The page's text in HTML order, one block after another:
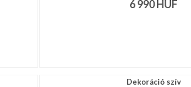
6 990HUF
Dekoráció szív